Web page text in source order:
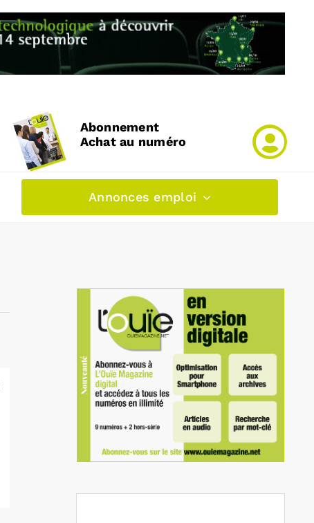
Abonnement
Achat au numéro
Annonces emploi